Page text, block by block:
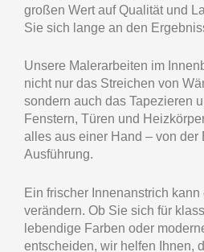
großen Wert auf Qualität und
Sie sich lange an den
Unsere Malerarbeiten im
nicht nur das Streichen von
sondern auch das Tapezieren
Fenstern, Türen und
alles aus einer Hand – von der
Ausführung.
Ein frischer Innenanstrich
verändern. Ob Sie sich für
lebendige Farben oder
entscheiden, wir helfen Ihnen,